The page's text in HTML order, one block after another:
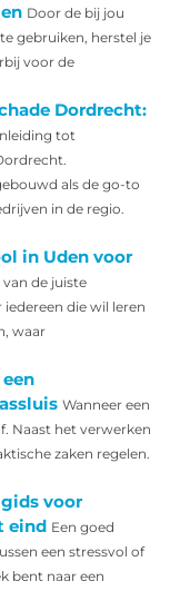
Door de bij jou
gebruiken, herstel je
voor de
Dordrecht:
tot
als de go-to
in de regio.
in Uden voor
van de juiste
die wil leren
waar
Wanneer een
Naast het verwerken
zaken regelen.
voor
eind Een goed
een stressvol of
bent naar een